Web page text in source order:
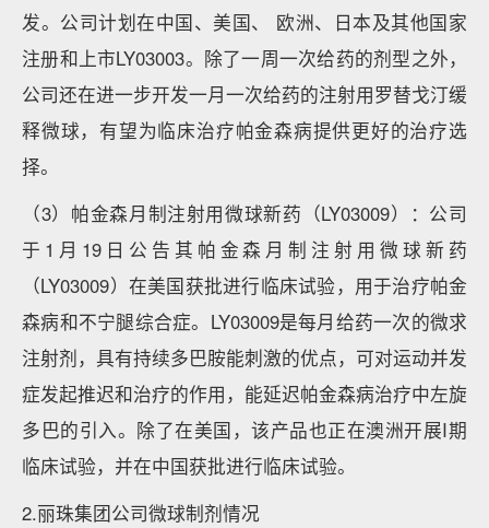
发。公司计划在中国、美国、 欧洲、日本及其他国家
注册和上市LY03003。除了一周一次给药的剂型之外，
公司还在进一步开发一月一次给药的注射用罗替戈汀缓
释微球，有望为临床治疗帕金森病提供更好的治疗选
择。
（3）帕金森月制注射用微球新药（LY03009）：公司
于1月19日公告其帕金森月制注射用微球新药
（LY03009）在美国获批进行临床试验，用于治疗帕金
森病和不宁腿综合症。LY03009是每月给药一次的微求
注射剂，具有持续多巴胺能刺激的优点，可对运动并发
症发起推迟和治疗的作用，能延迟帕金森病治疗中左旋
多巴的引入。除了在美国，该产品也正在澳洲开展I期
临床试验，并在中国获批进行临床试验。
2.丽珠集团公司微球制剂情况